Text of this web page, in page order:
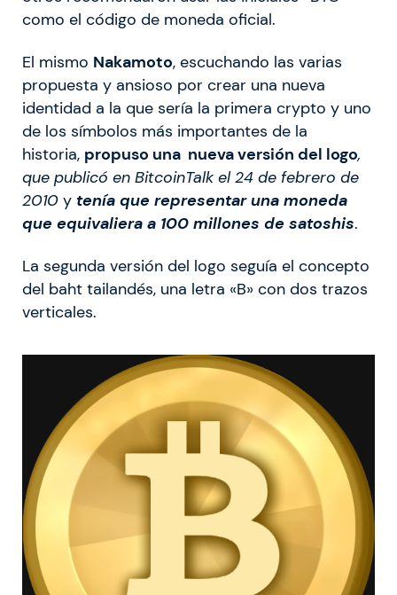
como el código de moneda oficial.
El mismo Nakamoto, escuchando las varias
propuesta y ansioso por crear una nueva
identidad a la que sería la primera crypto y uno
de los símbolos más importantes de la
historia, propuso una nueva versión del logo,
que publicó en BitcoinTalk el 24 de febrero de
2010 y tenía que representar una moneda
que equivaliera a 100 millones de satoshis.
La segunda versión del logo seguía el concepto
del baht tailandés, una letra «B» con dos trazos
verticales.